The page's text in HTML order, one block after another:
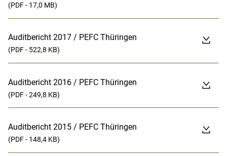
(PDF - 17,0 MB)
Auditbericht 2017 / PEFC Thüringen
(PDF - 522,8 KB)
Auditbericht 2016 / PEFC Thüringen
(PDF - 249,8 KB)
Auditbericht 2015 / PEFC Thüringen
(PDF - 148,4 KB)